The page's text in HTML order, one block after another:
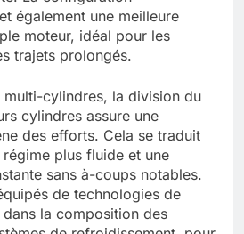
également une meilleure
moteur, idéal pour les
trajets prolongés.
multi-cylindres, la division du
cylindres assure une
des efforts. Cela se traduit
plus fluide et une
sans à-coups notables.
de technologies de
la composition des